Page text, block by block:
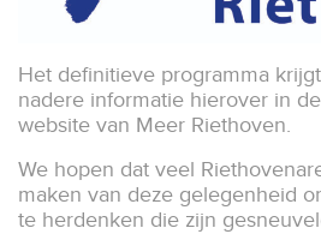
Het definitieve programma
nadere informatie hierover in
website van Meer Riethoven.
We hopen dat veel
maken van deze gelegenheid
te herdenken die zijn